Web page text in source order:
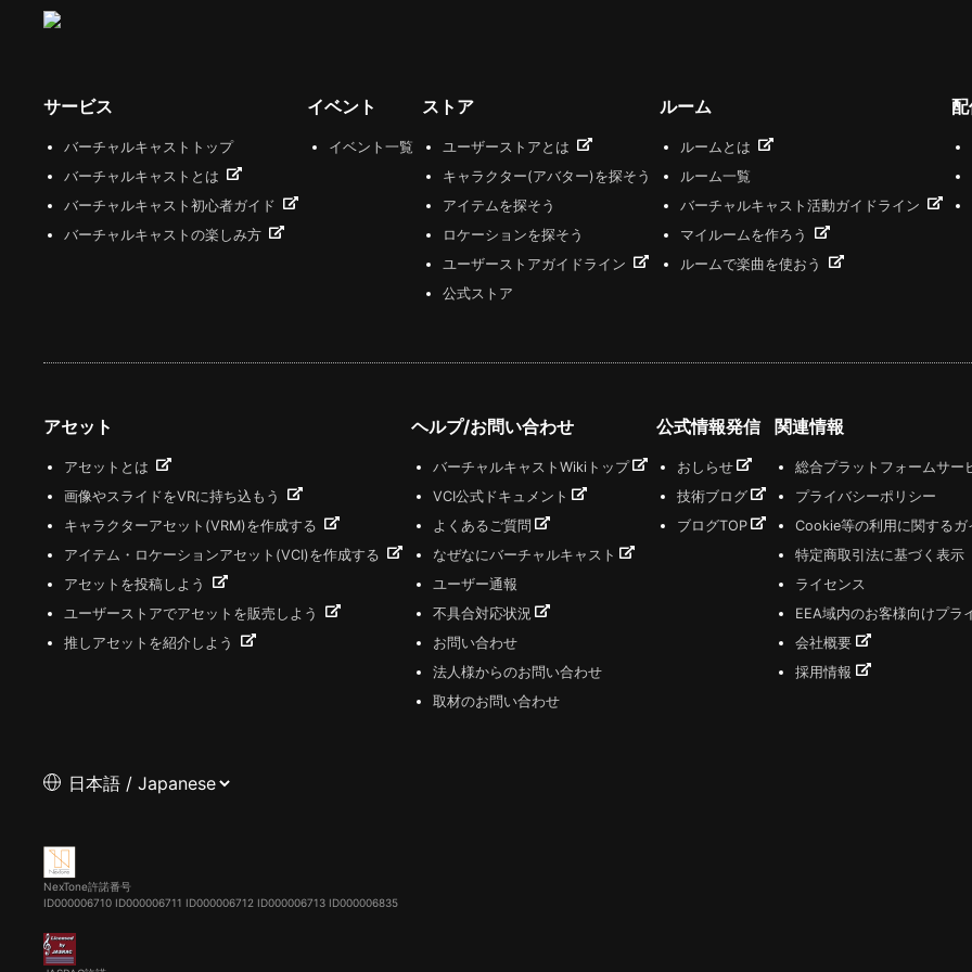
サービス
バーチャルキャストトップ
バーチャルキャストとは
バーチャルキャスト初心者ガイド
バーチャルキャストの楽しみ方
イベント
イベント一覧
ストア
ユーザーストアとは
キャラクター(アバター)を探そう
アイテムを探そう
ロケーションを探そう
ユーザーストアガイドライン
公式ストア
ルーム
ルームとは
ルーム一覧
バーチャルキャスト活動ガイドライン
マイルームを作ろう
ルームで楽曲を使おう
アセット
アセットとは
画像やスライドをVRに持ち込もう
キャラクターアセット(VRM)を作成する
アイテム・ロケーションアセット(VCI)を作成する
アセットを投稿しよう
ユーザーストアでアセットを販売しよう
推しアセットを紹介しよう
ヘルプ/お問い合わせ
バーチャルキャストWikiトップ
VCI公式ドキュメント
よくあるご質問
なぜなにバーチャルキャスト
ユーザー通報
不具合対応状況
お問い合わせ
法人様からのお問い合わせ
取材のお問い合わせ
公式情報発信
おしらせ
技術ブログ
ブログTOP
関連情報
総合プラットフォームサー
プライバシーポリシー
Cookie等の利用に関するガ
特定商取引法に基づく表示
ライセンス
EEA域内のお客様向けプラ
会社概要
採用情報
NexTone許諾番号
ID000006710 ID000006711 ID000006712 ID000006713 ID000006835